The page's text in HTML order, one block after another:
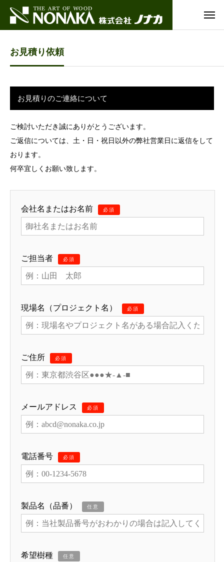
お見積り依頼
お見積りのご連絡について
ご検討いただき誠にありがとうございます。
ご返信については、土・日・祝日以外の弊社営業日に返信をして
おります。
何卒宜しくお願い致します。
会社名またはお名前 必須
ご担当者 必須
現場名（プロジェクト名） 必須
ご住所 必須
メールアドレス 必須
電話番号 必須
製品名（品番） 任意
希望樹種 任意